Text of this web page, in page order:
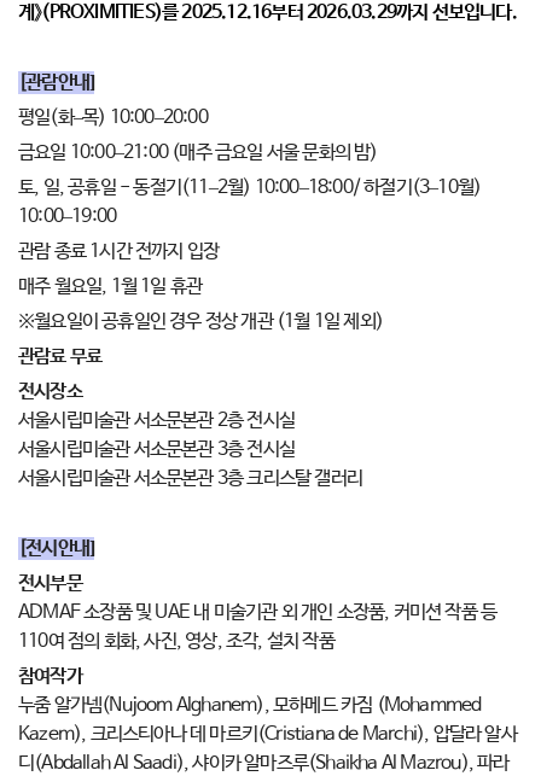
계》(PROXIMITIES)를 2025.12.16부터 2026.03.29까지 선보입니다.
[관람안내]
평일(화‒목) 10:00‒20:00
금요일 10:00‒21:00 (매주 금요일 서울 문화의 밤)
토, 일, 공휴일 -동절기(11‒2월) 10:00‒18:00/ 하절기(3‒10월)
10:00‒19:00
관람 종료 1시간 전까지 입장
매주 월요일, 1월 1일 휴관
※월요일이 공휴일인 경우 정상 개관(1월 1일 제외)
관람료 무료
전시장소
서울시립미술관 서소문본관 2층 전시실
서울시립미술관 서소문본관 3층 전시실
서울시립미술관 서소문본관 3층 크리스탈 갤러리
[전시안내]
전시부문
ADMAF 소장품 및 UAE 내 미술기관 외 개인 소장품, 커미션 작품 등
110여 점의 회화, 사진, 영상, 조각, 설치 작품
참여작가
누줌 알가넴(Nujoom Alghanem), 모하메드 카짐 (Mohammed
Kazem), 크리스티아나 데 마르키(Cristiana de Marchi), 압달라 알사
디(Abdallah Al Saadi), 샤이카 알마즈루(Shaikha Al Mazrou), 파라